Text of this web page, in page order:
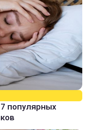
популярных